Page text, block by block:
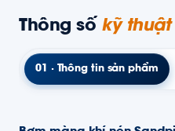
Thông số kỹ thuật
01 · Thông tin sản phẩm